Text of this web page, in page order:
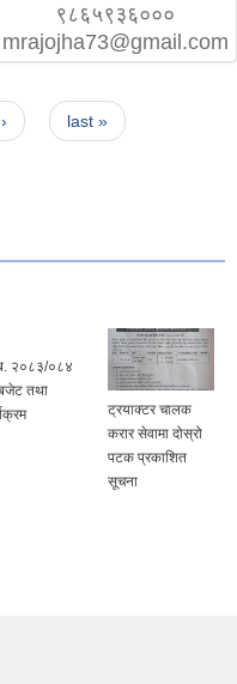
९८६५९३६०००
mrajojha73@gmail.com
last »
२०८३/०८४
तथा
ट्रयाक्टर चालक
करार सेवामा दोस्रो
पटक प्रकाशित
सूचना